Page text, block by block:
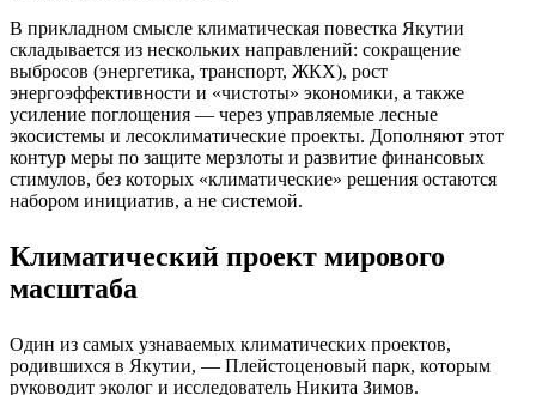
В прикладном смысле климатическая повестка Якутии
складывается из нескольких направлений: сокращение
выбросов (энергетика, транспорт, ЖКХ), рост
энергоэффективности и «чистоты» экономики, а также
усиление поглощения — через управляемые лесные
экосистемы и лесоклиматические проекты. Дополняют этот
контур меры по защите мерзлоты и развитие финансовых
стимулов, без которых «климатические» решения остаются
набором инициатив, а не системой.
Климатический проект мирового
масштаба
Один из самых узнаваемых климатических проектов,
родившихся в Якутии, — Плейстоценовый парк, которым
руководит эколог и исследователь Никита Зимов.